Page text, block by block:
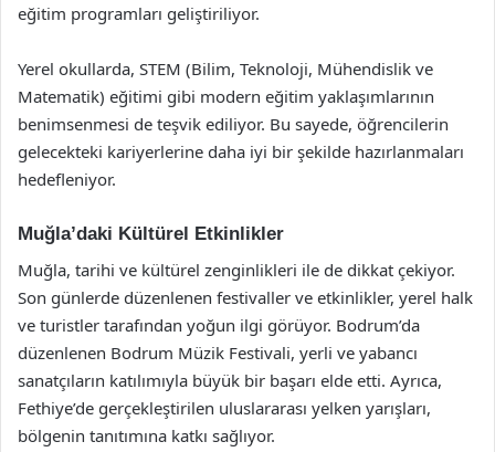
eğitim programları geliştiriliyor.
Yerel okullarda, STEM (Bilim, Teknoloji, Mühendislik ve
Matematik) eğitimi gibi modern eğitim yaklaşımlarının
benimsenmesi de teşvik ediliyor. Bu sayede, öğrencilerin
gelecekteki kariyerlerine daha iyi bir şekilde hazırlanmaları
hedefleniyor.
Muğla’daki Kültürel Etkinlikler
Muğla, tarihi ve kültürel zenginlikleri ile de dikkat çekiyor.
Son günlerde düzenlenen festivaller ve etkinlikler, yerel halk
ve turistler tarafından yoğun ilgi görüyor. Bodrum’da
düzenlenen Bodrum Müzik Festivali, yerli ve yabancı
sanatçıların katılımıyla büyük bir başarı elde etti. Ayrıca,
Fethiye’de gerçekleştirilen uluslararası yelken yarışları,
bölgenin tanıtımına katkı sağlıyor.